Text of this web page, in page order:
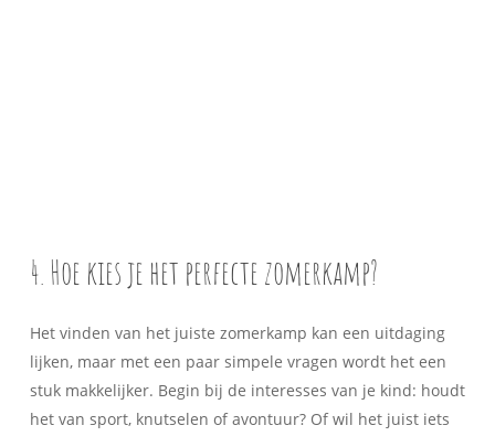
4. Hoe kies je het perfecte zomerkamp?
Het vinden van het juiste zomerkamp kan een uitdaging
lijken, maar met een paar simpele vragen wordt het een
stuk makkelijker. Begin bij de interesses van je kind: houdt
het van sport, knutselen of avontuur? Of wil het juist iets